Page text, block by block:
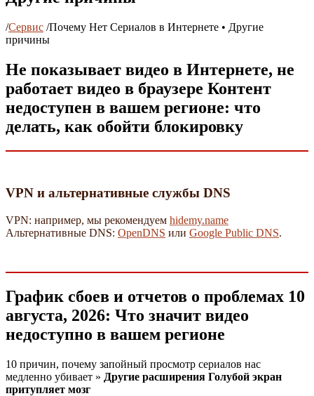
/Сервис /Почему Нет Сериалов в Интернете • Другие
причины
Не показывает видео в Интернете, не
работает видео в браузере Контент
недоступен в вашем регионе: что
делать, как обойти блокировку
VPN и альтернативные службы DNS
VPN: например, мы рекомендуем hidemy.name
Альтернативные DNS: OpenDNS или Google Public DNS.
График сбоев и отчетов о проблемах 10
августа, 2026: Что значит видео
недоступно в вашем регионе
10 причин, почему запойный просмотр сериалов нас
медленно убивает » Другие расширения Голубой экран
притупляет мозг